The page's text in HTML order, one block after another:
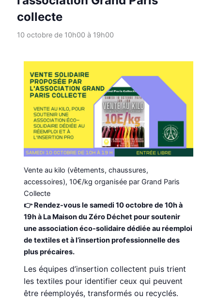
collecte
10 octobre de 10h00à 19h00
Vente au kilo (vêtements, chaussures,
accessoires), 10€/kg organisée par Grand Paris
Collecte
👉 Rendez-vous le samedi 10 octobre de 10h à
19h à La Maison du Zéro Déchet pour soutenir
une association éco-solidaire dédiée au réemploi
de textiles et à l’insertion professionnelle des
plus précaires.
Les équipes d’insertion collectent puis trient
les textiles pour identifier ceux qui peuvent
être réemployés, transformés ou recyclés.